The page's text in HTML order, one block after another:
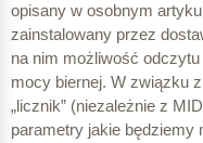
opisany w osobnym
zainstalowany przez
na nim możliwość
mocy biernej. W związku
„licznik” (niezależnie z
parametry jakie będziemy